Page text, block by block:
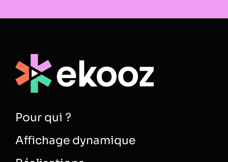
Pour qui ?
Affichage dynamique
Réalisations